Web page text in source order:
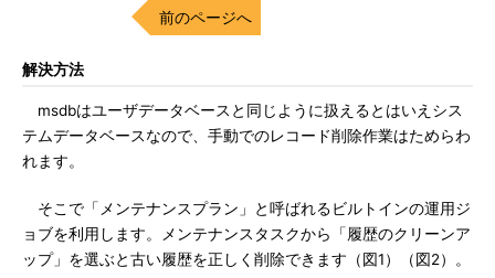
前のページへ
解決方法
msdbはユーザデータベースと同じように扱えるとはいえシス
テムデータベースなので、手動でのレコード削除作業はためらわ
れます。
そこで「メンテナンスプラン」と呼ばれるビルトインの運用ジ
ョブを利用します。メンテナンスタスクから「履歴のクリーンア
ップ」を選ぶと古い履歴を正しく削除できます（図1）（図2）。